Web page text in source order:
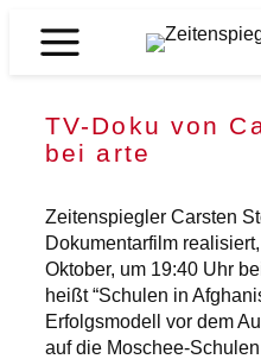
Inhalt
TV-Doku von
bei arte
Zeitenspiegler Carsten
Dokumentarfilm
Oktober, um 19:40 Uhr
heißt “Schulen in
Erfolgsmodell vor dem
auf die Moschee-